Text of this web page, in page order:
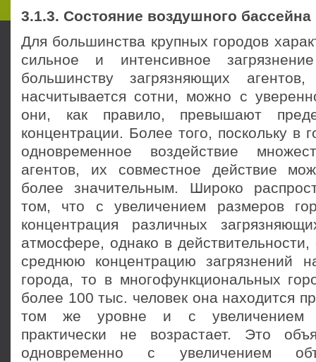
3.1.3. Состояние воздушного бассейна
Для большинства крупных городов
сильное и интенсивное
большинству за­грязняющих
насчитывается сотни, можно с
они, как правило, превышают
концентрации. Более того, поскольку в
одновременное воздействие
агентов, их совместное действие
более значи­тельным. Широко
том, что с увеличе­нием размеров
концентрация различных
атмосфере, однако в действительности,
среднюю концентрацию загрязнений
города, то в многофункциональных
более 100 тыс. человек она находится
том же уровне и с увеличением
практически не возрастает. Это
одновременно с увеличением